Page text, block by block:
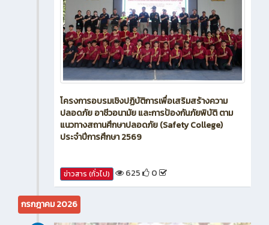
โครงการอบรมเชิงปฏิบัติการเพื่อเสริมสร้างความ
ปลอดภัย อาชีวอนามัย และการป้องกันภัยพิบัติ ตาม
แนวทางสถานศึกษาปลอดภัย (Safety College)
ประจำปีการศึกษา 2569
ข่าวสาร (ทั่วไป) 625 0
กรกฎาคม 2026